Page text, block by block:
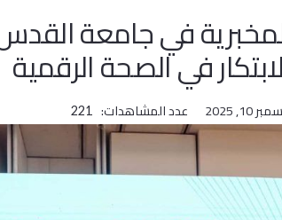
في الصحة الرقمية
10, 2025 عدد المشاهدات: 221